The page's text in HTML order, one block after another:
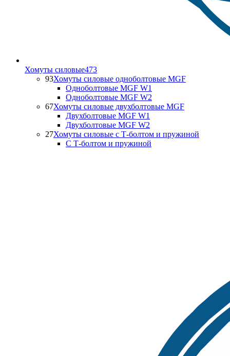
Хомуты силовые473
93Хомуты силовые одноболтовые MGF
Одноболтовые MGF W1
Одноболтовые MGF W2
67Хомуты силовые двухболтовые MGF
Двухболтовые MGF W1
Двухболтовые MGF W2
27Хомуты силовые с Т-болтом и пружиной
С Т-болтом и пружиной